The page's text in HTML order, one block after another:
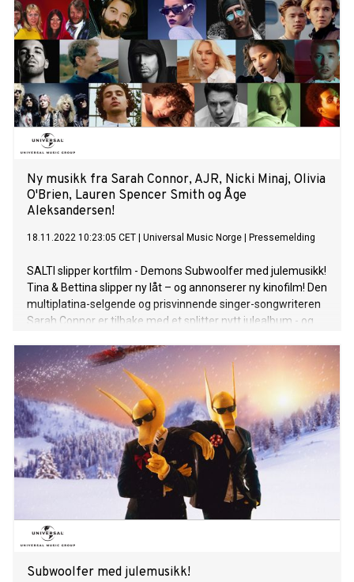
Ny musikk fra Sarah Connor, AJR, Nicki Minaj, Olivia
O'Brien, Lauren Spencer Smith og Åge
Aleksandersen!
18.11.2022 10:23:05 CET Universal Music Norge Pressemelding
SALTI slipper kortfilm - Demons Subwoolfer med julemusikk!
Tina & Bettina slipper ny låt – og annonserer ny kinofilm! Den
multiplatina-selgende og prisvinnende singer-songwriteren
Sarah Connor er tilbake med et splitter nytt julealbum - og
over et tiår. Not So Silent Night – Sarah Connors andre
julealbum etter Christmas In My Heart ble utgitt i 2006 – er
på ingen måte et tradisjonelt julealbum med klassikere som
“Ave Maria” og “Silent Night”. I stedet får vi 12 helt nye
julesanger skrevet fra bunnen av. “The DJ Is Crying For
Help” er den nyeste låten til den multiplatina-selgende og
listetoppende trioen AJR. Om låten hadde bandet dette å si:
“The DJ is Crying For Help is about the worry of having
peaked already. You set these huge expectations for your
life early on, and the song is about the moment when you
realize life is not turning out the way you planned.” Nicki
Minaj, Maluma og Myriam Fares slipper den offisielle FIFA
Subwoolfer med julemusikk!